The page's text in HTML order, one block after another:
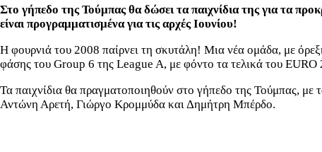
Στο γήπεδο της Τούμπας θα δώσει τα παιχνίδια της για τα
είναι προγραμματισμένα για τις αρχές Ιουνίου!
Η φουρνιά του 2008 παίρνει τη σκυτάλη! Μια νέα ομάδα, με
φάσης του Group 6 της League A, με φόντο τα τελικά του
Τα παιχνίδια θα πραγματοποιηθούν στο γήπεδο της Τούμπας,
Αντώνη Αρετή, Γιώργο Κρομμύδα και Δημήτρη Μπέρδο.